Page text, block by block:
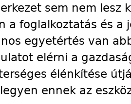
sem nem lesz
a foglalkoztatás és a
egyetértés van
elérni a
élénkítése
ennek az